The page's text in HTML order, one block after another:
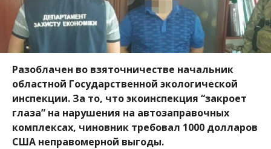
Разоблачен во взяточничестве начальник
областной Государственной экологической
инспекции. За то, что экоинспекция “закроет
глаза” на нарушения на автозаправочных
комплексах, чиновник требовал 1000 долларов
США неправомерной выгоды.